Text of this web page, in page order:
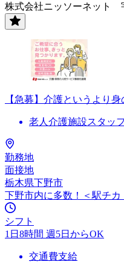
株式会社ニッソーネット
【急募】介護というより
老人介護施設スタッフ
勤務地
面接地
栃木県下野市
下野市内に多数！＜駅チカ
シフト
1日8時間 週5日からOK
交通費支給